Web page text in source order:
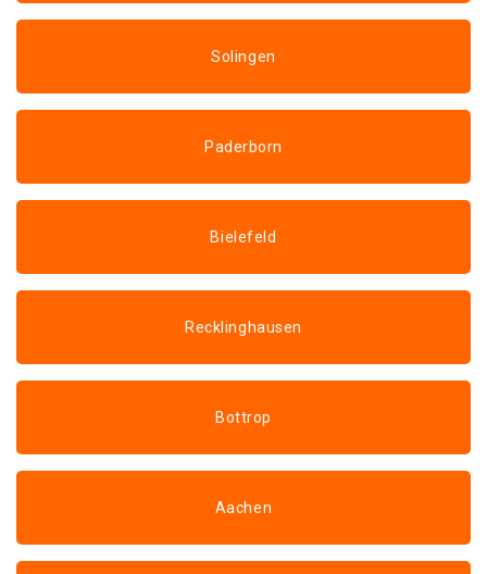
Solingen
Paderborn
Bielefeld
Recklinghausen
Bottrop
Aachen